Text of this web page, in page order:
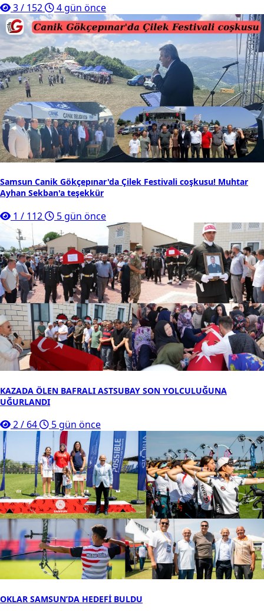
3/ 152 4 gün önce
Samsun Canik Gökçepınar'da Çilek Festivali coşkusu! Muhtar
Ayhan Sekban'a teşekkür
1 / 112 5 gün önce
KAZADA ÖLEN BAFRALI ASTSUBAY SON YOLCULUĞUNA
UĞURLANDI
2/ 64 5 gün önce
OKLAR SAMSUN’DA HEDEFİ BULDU